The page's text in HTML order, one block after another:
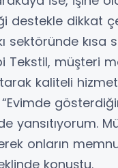
destekle dikkat
sektöründe kısa
Tekstil, müşteri
kaliteli
“Evimde
yansıtıyorum.
onların
konuştu.